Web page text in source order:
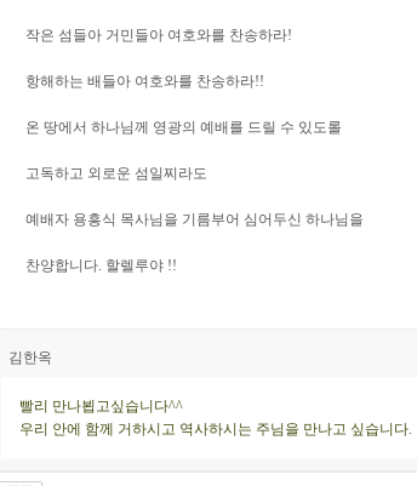
작은 섬들아 거민들아 여호와를 찬송하라!
항해하는 배들아 여호와를 찬송하라!!
온 땅에서 하나님께 영광의 예배를 드릴 수 있도롤
고독하고 외로운 섬일찌라도
예배자 용흥식 목사님을 기름부어 심어두신 하나님을
찬양합니다. 할렐루야 !!
김한옥
빨리 만나뵙고싶습니다^^
우리 안에 함께 거하시고 역사하시는 주님을 만나고 싶습니다.